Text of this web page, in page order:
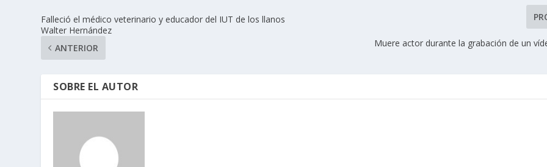
Falleció el médico veterinario y educador del IUT de los llanos
Walter Hernández
ANTERIOR
Muere actor durante la grabación de un
SOBRE EL AUTOR